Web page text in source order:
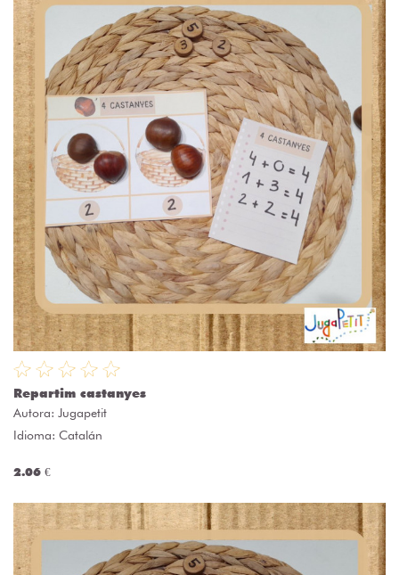
Repartim castanyes
Autora: Jugapetit
Idioma: Catalán
2.06 €